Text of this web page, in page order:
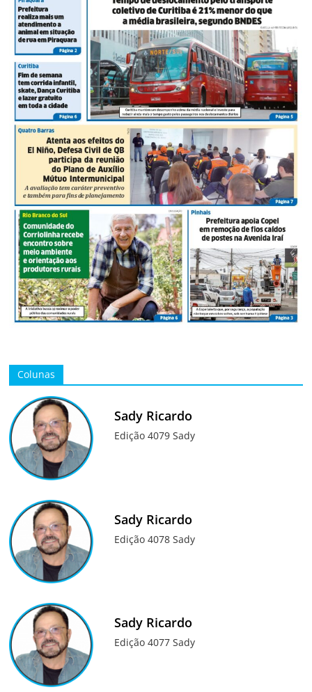
Colunas
Sady Ricardo
Edição 4079 Sady
Sady Ricardo
Edição 4078 Sady
Sady Ricardo
Edição 4077 Sady